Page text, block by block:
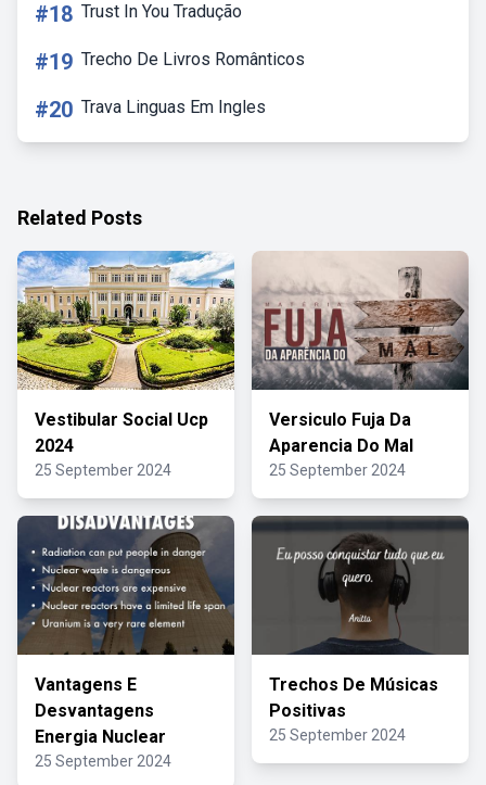
#18 Trust In You Tradução
#19 Trecho De Livros Românticos
#20 Trava Linguas Em Ingles
Related Posts
Vestibular Social Ucp
2024
25 September 2024
Versiculo Fuja Da
Aparencia Do Mal
25 September 2024
Vantagens E
Desvantagens
Energia Nuclear
25 September 2024
Trechos De Músicas
Positivas
25 September 2024